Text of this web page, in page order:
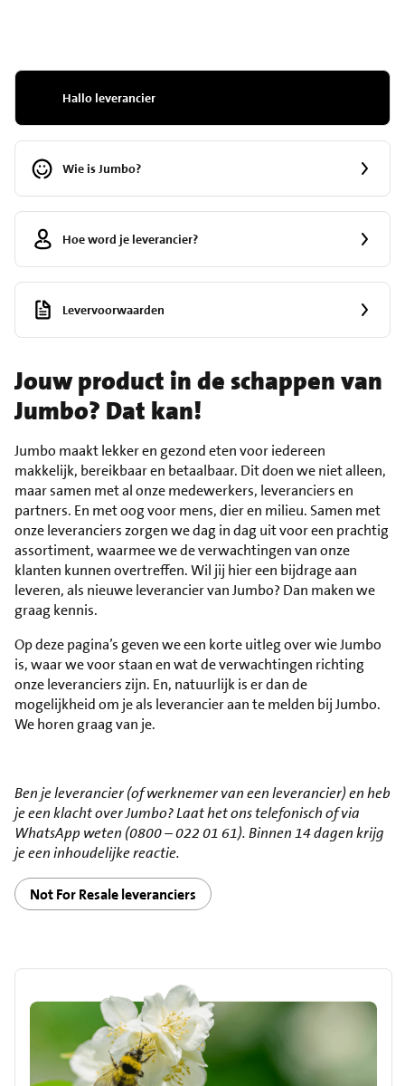
Hallo leverancier
Wie is Jumbo?
Hoe word je leverancier?
Levervoorwaarden
Jouw product in de schappen van
Jumbo? Dat kan!
Jumbo maakt lekker en gezond eten voor iedereen
makkelijk, bereikbaar en betaalbaar. Dit doen we niet alleen,
maar samen met al onze medewerkers, leveranciers en
partners. En met oog voor mens, dier en milieu. Samen met
onze leveranciers zorgen we dag in dag uit voor een prachtig
assortiment, waarmee we de verwachtingen van onze
klanten kunnen overtreffen. Wil jij hier een bijdrage aan
leveren, als nieuwe leverancier van Jumbo? Dan maken we
graag kennis.
Op deze pagina’s geven we een korte uitleg over wie Jumbo
is, waar we voor staan en wat de verwachtingen richting
onze leveranciers zijn. En, natuurlijk is er dan de
mogelijkheid om je als leverancier aan te melden bij Jumbo.
We horen graag van je.
Ben je leverancier (of werknemer van een leverancier) en heb
je een klacht over Jumbo? Laat het ons telefonisch of via
WhatsApp weten (0800 – 022 01 61). Binnen 14 dagen krijg
je een inhoudelijke reactie.
Not For Resale leveranciers